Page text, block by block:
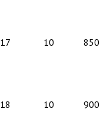
17 10 850
18 10 900